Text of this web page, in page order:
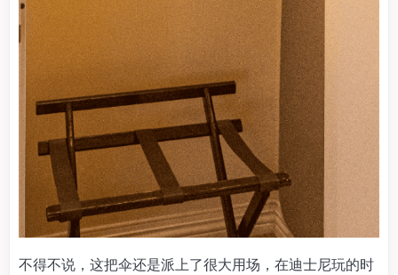
不得不说，这把伞还是派上了很大用场，在迪士尼玩的时